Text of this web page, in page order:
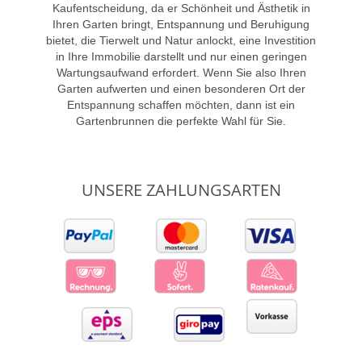
Kaufentscheidung, da er Schönheit und Ästhetik in
Ihren Garten bringt, Entspannung und Beruhigung
bietet, die Tierwelt und Natur anlockt, eine Investition
in Ihre Immobilie darstellt und nur einen geringen
Wartungsaufwand erfordert. Wenn Sie also Ihren
Garten aufwerten und einen besonderen Ort der
Entspannung schaffen möchten, dann ist ein
Gartenbrunnen die perfekte Wahl für Sie.
UNSERE ZAHLUNGSARTEN